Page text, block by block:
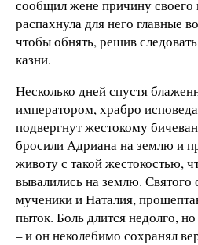
сообщил жене причину своего
распахнула для него главные
чтобы обнять, решив
казни.
Несколько дней спустя
императором, храбро
подвергнут жестокому
бросили Адриана на землю и
животу с такой жестокостью,
вывалились на землю. Святого
мученики и Наталия,
пыток. Боль длится недолго,
– и он неколебимо сохранял